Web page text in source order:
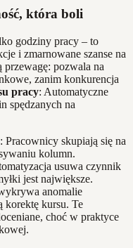
która boli
godziny pracy – to
i zmarnowane szanse na
pozwala na
zanim konkurencja
pracy: Automatyczne
spędzanych na
: Pracownicy skupiają się na
kolumn.
usuwa czynnik
jest największe.
anomalie
korektę kursu. Te
choć w praktyce